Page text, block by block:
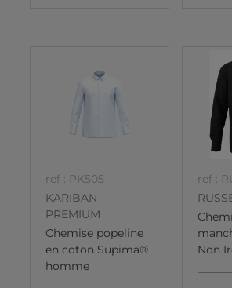
ref : PK505
KARIBAN
PREMIUM
Chemise popeline
en coton Supima®
homme
ref :
Non